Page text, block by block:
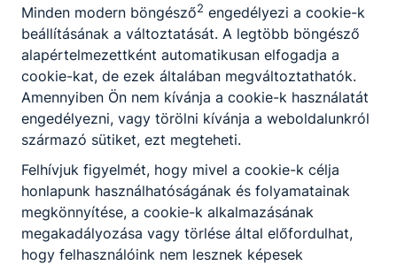
Minden modern böngésző2 engedélyezi a cookie-k
beállításának a változtatását. A legtöbb böngésző
alapértelmezettként automatikusan elfogadja a
cookie-kat, de ezek általában megváltoztathatók.
Amennyiben Ön nem kívánja a cookie-k használatát
engedélyezni, vagy törölni kívánja a weboldalunkról
származó sütiket, ezt megteheti.
Felhívjuk figyelmét, hogy mivel a cookie-k célja
honlapunk használhatóságának és folyamatainak
megkönnyítése, a cookie-k alkalmazásának
megakadályozása vagy törlése által előfordulhat,
hogy felhasználóink nem lesznek képesek